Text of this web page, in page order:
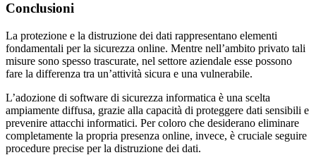
Conclusioni
La protezione e la distruzione dei dati rappresentano elementi
fondamentali per la sicurezza online. Mentre nell’ambito privato tali
misure sono spesso trascurate, nel settore aziendale esse possono
fare la differenza tra un’attività sicura e una vulnerabile.
L’adozione di software di sicurezza informatica è una scelta
ampiamente diffusa, grazie alla capacità di proteggere dati sensibili e
prevenire attacchi informatici. Per coloro che desiderano eliminare
completamente la propria presenza online, invece, è cruciale seguire
procedure precise per la distruzione dei dati.